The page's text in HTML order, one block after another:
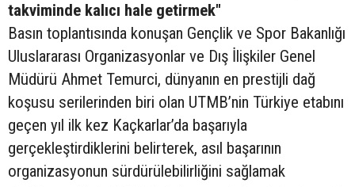
takviminde kalıcı hale getirmek"
Basın toplantısında konuşan Gençlik ve Spor Bakanlığı
Uluslararası Organizasyonlar ve Dış İlişkiler Genel
Müdürü Ahmet Temurci, dünyanın en prestijli dağ
koşusu serilerinden biri olan UTMB’nin Türkiye etabını
geçen yıl ilk kez Kaçkarlar’da başarıyla
gerçekleştirdiklerini belirterek, asıl başarının
organizasyonun sürdürülebilirliğini sağlamak